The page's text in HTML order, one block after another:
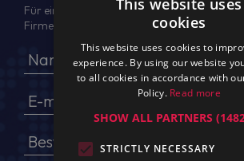
Für ein Angebot geben Sie bitte Ihren voller
Firmendaten, USt.-IdNr. und Lieferadresse an
This website uses
cookies
This website uses cookies to
experience. By using our website
to all cookies in accordance with
Policy. Read more
SHOW ALL PARTNERS
STRICTLY NECESSARY